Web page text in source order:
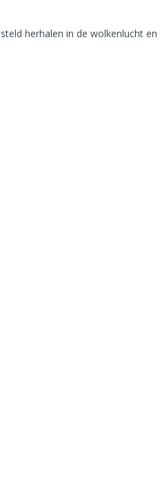
herhalen in de wolkenlucht